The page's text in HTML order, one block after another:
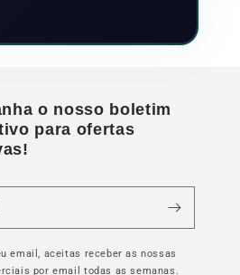
o nosso boletim
para ofertas
email, aceitas receber as nossas
por email todas as semanas.